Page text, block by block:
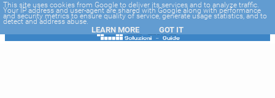
-->
This site uses cookies from Google to deliver its services and to analyze traffic.
Your IP address and user-agent are shared with Google along with performance
and security metrics to ensure quality of service, generate usage statistics, and to
detect and address abuse.
LEARN MORE GOT IT